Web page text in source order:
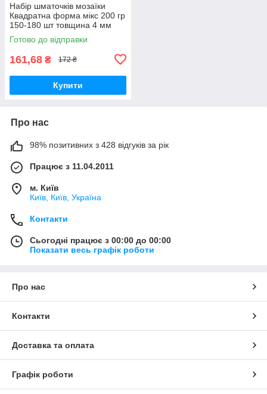
Набір шматочків мозаїки
Квадратна форма мікс 200 гр
150-180 шт товщина 4 мм
Готово до відправки
161,68 ₴ 172 ₴
Купити
Про нас
98% позитивних з 428 відгуків за рік
Працює з 11.04.2011
м. Київ
Київ, Київ, Україна
Контакти
Сьогодні працює з 00:00 до 00:00
Показати весь графік роботи
Про нас
Контакти
Доставка та оплата
Графік роботи